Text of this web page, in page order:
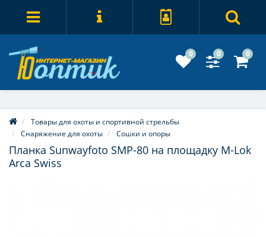
0 0 0
Товары для охоты и спортивной стрельбы
Снаряжение для охоты
Сошки и опоры
Планка Sunwayfoto SMP-80 на площадку M-Lok
Arca Swiss